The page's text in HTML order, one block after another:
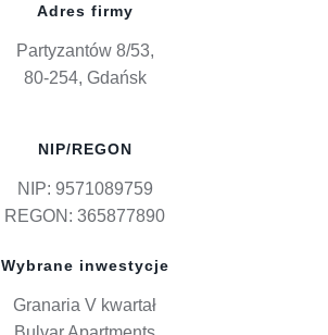
Adres firmy
Partyzantów 8/53,
80-254, Gdańsk
NIP/REGON
NIP: 9571089759
REGON: 365877890
Wybrane inwestycje
Granaria V kwartał